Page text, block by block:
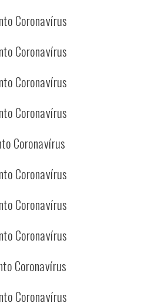
Coronavírus
Coronavírus
Coronavírus
Coronavírus
Coronavírus
Coronavírus
Coronavírus
Coronavírus
Coronavírus
Coronavírus